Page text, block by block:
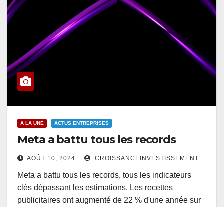
A LA UNE ACTUS ENTREPRISES
Meta a battu tous les records
AOÛT 10, 2024 CROISSANCEINVESTISSEMENT
Meta a battu tous les records, tous les indicateurs
clés dépassant les estimations. Les recettes
publicitaires ont augmenté de 22 % d'une année sur